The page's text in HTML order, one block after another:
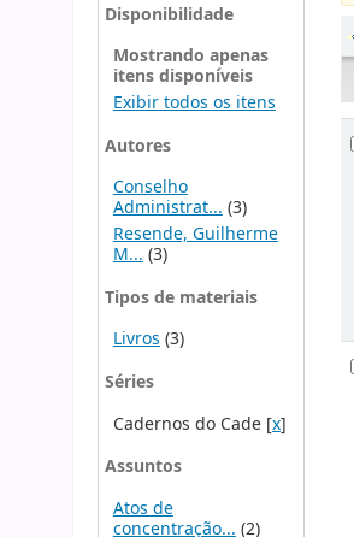
Disponibilidade
Mostrando apenas
itens disponíveis
Exibir todos os itens
Autores
Conselho
Administrat...(3)
Resende, Guilherme
M... (3)
Tipos de materiais
Livros(3)
Séries
Cadernos do Cade[x]
Assuntos
Atos de
concentração... (2)